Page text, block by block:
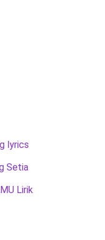
lyrics
Setia
Lirik